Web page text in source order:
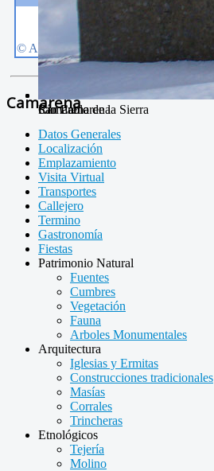
Río Camarena
Camarena de la Sierra
San Pablo
Camarena
Datos Generales
Localización
Emplazamiento
Visita Virtual
Transportes
Callejero
Termino
Gastronomía
Fiestas
Patrimonio Natural
Fuentes
Cumbres
Vegetación
Fauna
Arboles Monumentales
Arquitectura
Iglesias y Ermitas
Construcciones tradicionales
Masías
Corrales
Trincheras
Etnológicos
Tejería
Molino